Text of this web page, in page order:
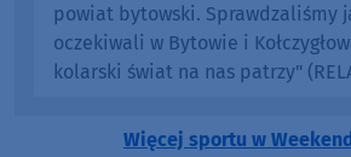
powiat bytowski. Sprawdzaliśmy
oczekiwali w Bytowie i
kolarski świat na nas patrzy"
Więcej sportu w